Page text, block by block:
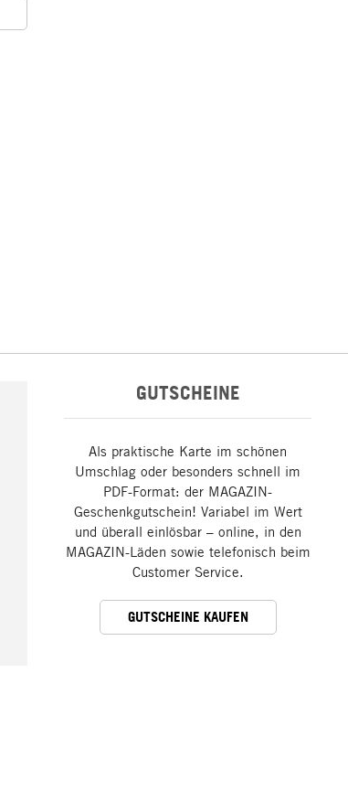
GUTSCHEINE
Als praktische Karte im schönen
Umschlag oder besonders schnell im
PDF-Format: der MAGAZIN-
Geschenkgutschein! Variabel im Wert
und überall einlösbar – online, in den
MAGAZIN-Läden sowie telefonisch beim
Customer Service.
GUTSCHEINE KAUFEN